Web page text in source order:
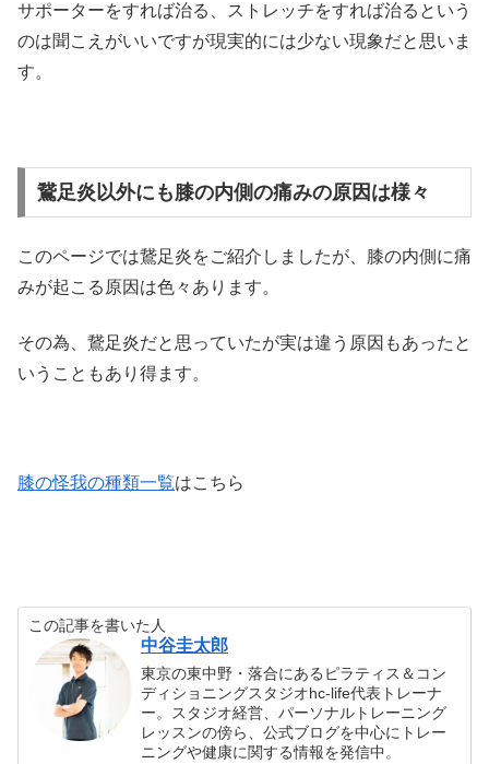
サポーターをすれば治る、ストレッチをすれば治るという
のは聞こえがいいですが現実的には少ない現象だと思いま
す。
鵞足炎以外にも膝の内側の痛みの原因は様々
このページでは鵞足炎をご紹介しましたが、膝の内側に痛
みが起こる原因は色々あります。
その為、鵞足炎だと思っていたが実は違う原因もあったと
いうこともあり得ます。
膝の怪我の種類一覧はこちら
この記事を書いた人
中谷圭太郎
東京の東中野・落合にあるピラティス＆コン
ディショニングスタジオhc-life代表トレーナ
ー。スタジオ経営、パーソナルトレーニング
レッスンの傍ら、公式ブログを中心にトレー
ニングや健康に関する情報を発信中。